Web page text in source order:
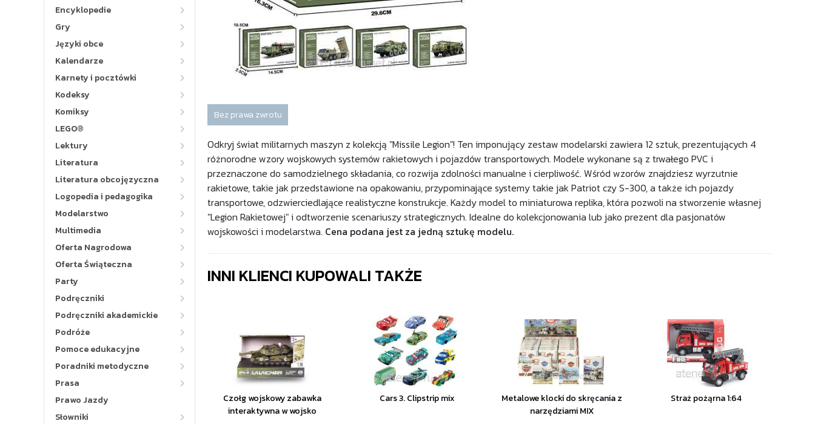
Encyklopedie
Gry
Języki obce
Kalendarze
Karnety i pocztówki
Kodeksy
Komiksy
LEGO®
Lektury
Literatura
Literatura obcojęzyczna
Logopedia i pedagogika
Modelarstwo
Multimedia
Oferta Nagrodowa
Oferta Świąteczna
Party
Podręczniki
Podręczniki akademickie
Podróże
Pomoce edukacyjne
Poradniki metodyczne
Prasa
Prawo Jazdy
Słowniki
Bez prawa zwrotu
Odkryj świat militarnych maszyn z kolekcją "Missile Legion"! Ten imponujący zestaw modelarski zawiera 12 sztuk, prezentujących 4
różnorodne wzory wojskowych systemów rakietowych i pojazdów transportowych. Modele wykonane są z trwałego PVC i
przeznaczone do samodzielnego składania, co rozwija zdolności manualne i cierpliwość. Wśród wzorów znajdziesz wyrzutnie
rakietowe, takie jak przedstawione na opakowaniu, przypominające systemy takie jak Patriot czy S-300, a także ich pojazdy
transportowe, odzwierciedlające realistyczne konstrukcje. Każdy model to miniaturowa replika, która pozwoli na stworzenie własnej
"Legion Rakietowej" i odtworzenie scenariuszy strategicznych. Idealne do kolekcjonowania lub jako prezent dla pasjonatów
wojskowości i modelarstwa. Cena podana jest za jedną sztukę modelu.
INNI KLIENCI KUPOWALI TAKŻE
Czołg wojskowy zabawka
interaktywna w wojsko
Cars 3. Clipstrip mix
Metalowe klocki do skręcania z
narzędziami MIX
Straż pożąrna 1:64